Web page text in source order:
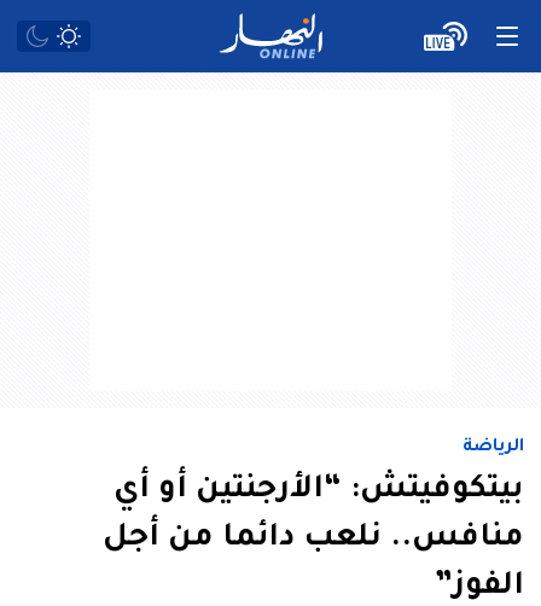
الرياضة
بيتكوفيتش: “الأرجنتين أو أي
منافس.. نلعب دائما من أجل
الفوز”